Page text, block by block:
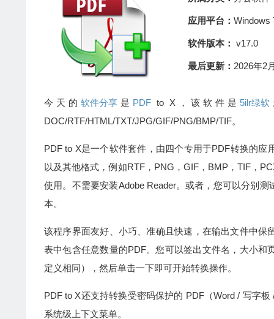
应用平台： Windows
软件版本： v17.0
最后更新： 2026年2
今天的软件分享 是 PDF to X，该软件是 5ilr绿软
DOC/RTF/HTML/TXT/JPG/GIF/PNG/BMP/TIF。
PDF to X是一个软件套件，由四个专用于PDF转换的
以及其他格式，例如RTF，PNG，GIF，BMP，TIF，
使用。不需要安装Adobe Reader。或者，您可以分别
本。
该程序界面友好、小巧、准确且快速，在输出文件中
表中包含任意数量的PDF。您可以签出文件名，大小
定义相同），然后单击一下即可开始转换操作。
PDF to X还支持转换受密码保护的 PDF（Word / 写字
系统级上下文菜单。